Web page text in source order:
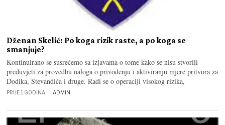
Dženan Skelić: Po koga rizik raste, a po koga se
smanjuje?
Kontinuirano se susrećemo sa izjavama o tome kako se nisu stvorili
preduvjeti za provedbu naloga o privođenju i aktiviranju mjere pritvora za
Dodika, Stevandića i druge. Radi se o operaciji visokog rizika,
PRIJE 1 GODINA ADMIN